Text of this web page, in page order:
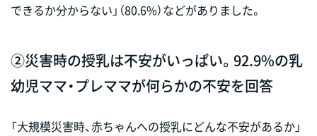
できるか分からない」（80.6%）などがありました。
②災害時の授乳は不安がいっぱい。92.9%の乳
幼児ママ・プレママが何らかの不安を回答
「大規模災害時、赤ちゃんへの授乳にどんな不安があるか」